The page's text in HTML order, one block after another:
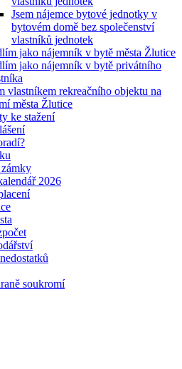
Jsem nájemce bytové jednotky v
bytovém domě bez společenství
vlastníků jednotek
jako nájemník v bytě města Žlutice
jako nájemník v bytě privátního
vlastníkem rekreačního objektu na
města Žlutice
ke stažení
2026
soukromí